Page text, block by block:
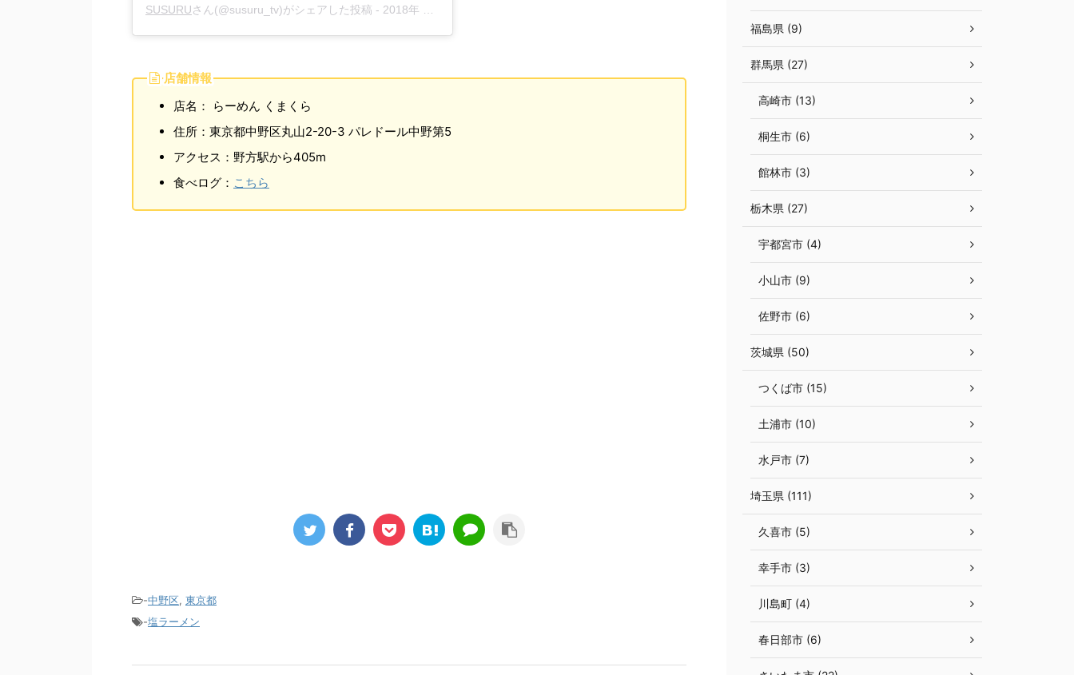
SUSURUさん(@susuru_tv)がシェアした投稿 - 2018年 8月月17日午前2時08分PDT
店舗情報
店名： らーめん くまくら
住所：東京都中野区丸山2-20-3 パレドール中野第5
アクセス：野方駅から405m
食べログ： こちら
-中野区, 東京都
-塩ラーメン
福島県 (9)
群馬県 (27)
高崎市 (13)
桐生市 (6)
館林市 (3)
栃木県 (27)
宇都宮市 (4)
小山市 (9)
佐野市 (6)
茨城県 (50)
つくば市 (15)
土浦市 (10)
水戸市 (7)
埼玉県 (111)
久喜市 (5)
幸手市 (3)
川島町 (4)
春日部市 (6)